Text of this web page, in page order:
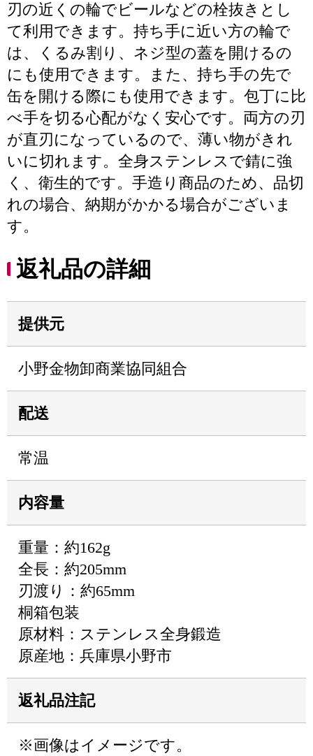
刃の近くの輪でビールなどの栓抜きとし
て利用できます。持ち手に近い方の輪で
は、くるみ割り、ネジ型の蓋を開けるの
にも使用できます。また、持ち手の先で
缶を開ける際にも使用できます。包丁に比
べ手を切る心配がなく安心です。両方の刃
が直刃になっているので、薄い物がきれ
いに切れます。全身ステンレスで錆に強
く、衛生的です。手造り商品のため、品切
れの場合、納期がかかる場合がございま
す。
返礼品の詳細
提供元
小野金物卸商業協同組合
配送
常温
内容量
重量：約162g
全長：約205mm
刃渡り：約65mm
桐箱包装
原材料：ステンレス全身鍛造
原産地：兵庫県小野市
返礼品注記
※画像はイメージです。